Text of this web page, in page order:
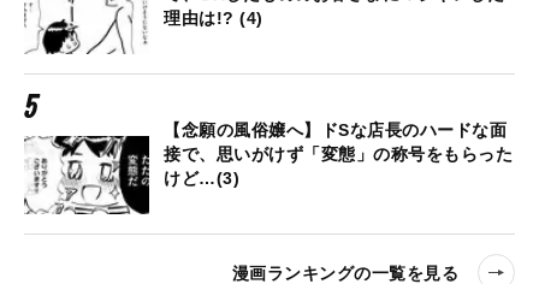
理由は!? (4)
【念願の風俗嬢へ】ドSな店長のハードな面
接で、思いがけず「変態」の称号をもらった
けど…(3)
漫画ランキングの一覧を見る